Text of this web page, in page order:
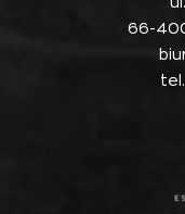
66-
tel.